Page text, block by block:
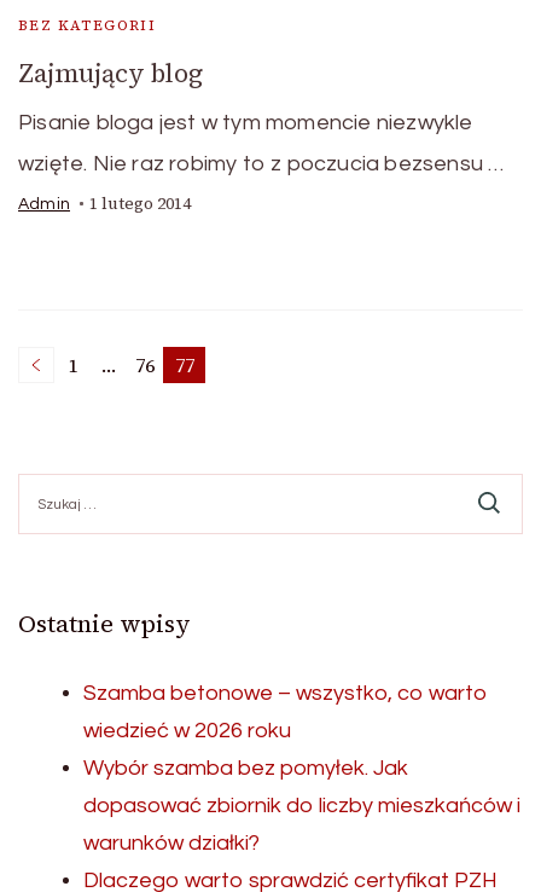
BEZ KATEGORII
Zajmujący blog
Pisanie bloga jest w tym momencie niezwykle
wzięte. Nie raz robimy to z poczucia bezsensu …
Admin 1 lutego 2014
Stronicowanie
wpisów
Strona
1 … Strona
76 Strona
77
Ostatnie wpisy
Szamba betonowe – wszystko, co warto
wiedzieć w 2026 roku
Wybór szamba bez pomyłek. Jak
dopasować zbiornik do liczby mieszkańców i
warunków działki?
Dlaczego warto sprawdzić certyfikat PZH